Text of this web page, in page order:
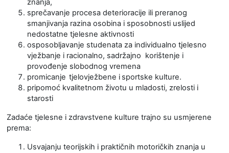
znanja,
sprečavanje procesa deterioracije ili preranog
smanjivanja razina osobina i sposobnosti uslijed
nedostatne tjelesne aktivnosti
osposobljavanje studenata za individualno tjelesno
vježbanje i racionalno, sadržajno korištenje i
provođenje slobodnog vremena
promicanje tjelovježbene i sportske kulture.
pripomoć kvalitetnom životu u mladosti, zrelosti i
starosti
Zadaće tjelesne i zdravstvene kulture trajno su usmjerene
prema:
Usvajanju teorijskih i praktičnih motoričkih znanja u